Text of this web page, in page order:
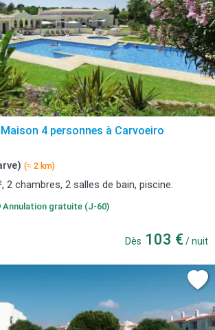
4 personnes à Carvoeiro
(≈ 2 km)
2 chambres, 2 salles de bain, piscine.
Annulation gratuite (J-60)
Dès 103 € / nuit